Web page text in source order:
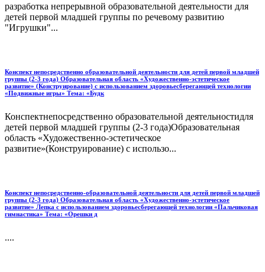
разработка непрерывной образовательной деятельности для
детей первой младшей группы по речевому развитию
"Игрушки"...
Конспект непосредственно образовательной деятельности для детей первой младшей
группы (2-3 года) Образовательная область «Художественно-эстетическое
развитие» (Конструирование) с использованием здоровьесберегающей технологии
«Подвижные игры» Тема: «Будк
Конспектнепосредственно образовательной деятельностидля
детей первой младшей группы (2-3 года)Образовательная
область «Художественно-эстетическое
развитие»(Конструирование) с использо...
Конспект непосредственно-образовательной деятельности для детей первой младшей
группы (2-3 года) Образовательная область «Художественно-эстетическое
развитие» Лепка с использованием здоровьесберегающей технологии «Пальчиковая
гимнастика» Тема: «Орешки д
....